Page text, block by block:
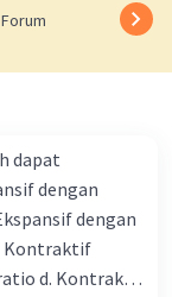
dapat
dengan
dengan
Kontraktif
d. Kontraktif